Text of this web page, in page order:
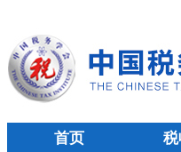
首页 税